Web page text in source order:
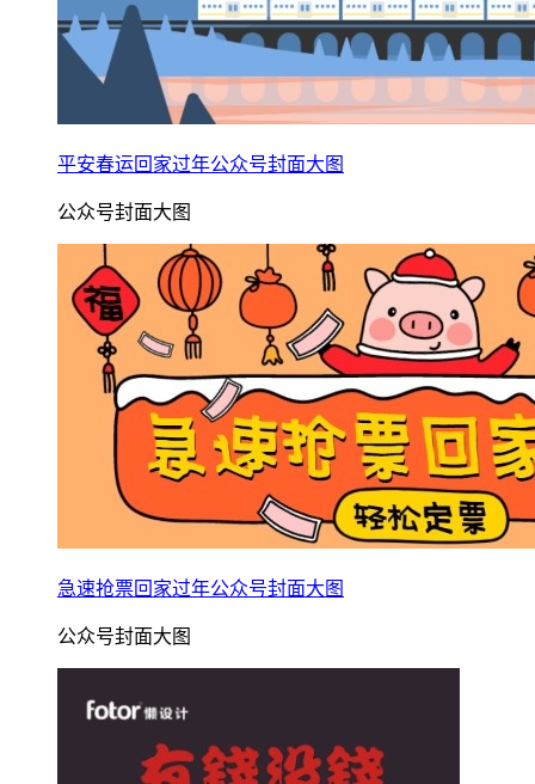
平安春运回家过年公众号封面大图
公众号封面大图
急速抢票回家过年公众号封面大图
公众号封面大图